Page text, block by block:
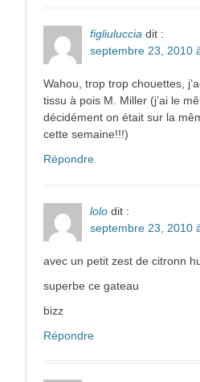
figliuluccia dit :
septembre 23, 2010
Wahou, trop trop chouettes,
tissu à pois M. Miller (j’ai le
décidément on était sur la
cette semaine!!!)
Répondre
lolo dit :
septembre 23, 2010
avec un petit zest de citronn
superbe ce gateau
bizz
Répondre